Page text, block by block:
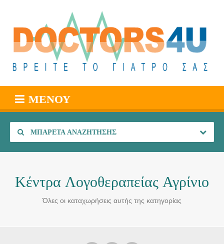
ΜΕΝΟΎ
ΜΠΑΡΈΤΑ ΑΝΑΖΉΤΗΣΗΣ
Κέντρα Λογοθεραπείας Αγρίνιο
Όλες οι καταχωρήσεις αυτής της κατηγορίας